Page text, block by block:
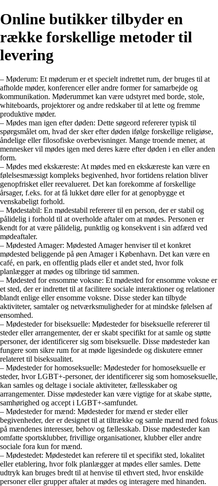
Online butikker tilbyder en
række forskellige metoder til
levering
– Møderum: Et møderum er et specielt indrettet rum, der bruges til at
afholde møder, konferencer eller andre former for samarbejde og
kommunikation. Møderummet kan være udstyret med borde, stole,
whiteboards, projektorer og andre redskaber til at lette og fremme
produktive møder.
– Mødes man igen efter døden: Dette søgeord refererer typisk til
spørgsmålet om, hvad der sker efter døden ifølge forskellige religiøse,
åndelige eller filosofiske overbevisninger. Mange troende mener, at
mennesker vil mødes igen med deres kære efter døden i en eller anden
form.
– Mødes med ekskæreste: At mødes med en ekskæreste kan være en
følelsesmæssigt kompleks begivenhed, hvor fortidens relation bliver
genopfrisket eller reevalueret. Det kan forekomme af forskellige
årsager, f.eks. for at få lukket døre eller for at genopbygge et
venskabeligt forhold.
– Mødestabil: En mødestabil refererer til en person, der er stabil og
pålidelig i forhold til at overholde aftaler om at mødes. Personen er
kendt for at være pålidelig, punktlig og konsekvent i sin adfærd ved
mødeaftaler.
– Mødested Amager: Mødested Amager henviser til et konkret
mødested beliggende på øen Amager i København. Det kan være en
café, en park, en offentlig plads eller et andet sted, hvor folk
planlægger at mødes og tilbringe tid sammen.
– Mødested for ensomme voksne: Et mødested for ensomme voksne er
et sted, der er indrettet til at facilitere sociale interaktioner og relationer
blandt enlige eller ensomme voksne. Disse steder kan tilbyde
aktiviteter, samtaler og netværksmuligheder for at mindske følelsen af
ensomhed.
– Mødesteder for biseksuelle: Mødesteder for biseksuelle refererer til
steder eller arrangementer, der er skabt specifikt for at samle og støtte
personer, der identificerer sig som biseksuelle. Disse mødesteder kan
fungere som sikre rum for at møde ligesindede og diskutere emner
relateret til biseksualitet.
– Mødesteder for homoseksuelle: Mødesteder for homoseksuelle er
steder, hvor LGBT+-personer, der identificerer sig som homoseksuelle,
kan samles og deltage i sociale aktiviteter, fællesskaber og
arrangementer. Disse mødesteder kan være vigtige for at skabe støtte,
samhørighed og accept i LGBT+-samfundet.
– Mødesteder for mænd: Mødesteder for mænd er steder eller
begivenheder, der er designet til at tiltrække og samle mænd med fokus
på mændenes interesser, behov og fællesskab. Disse mødesteder kan
omfatte sportsklubber, frivillige organisationer, klubber eller andre
sociale fora kun for mænd.
– Mødestedet: Mødestedet kan referere til et specifikt sted, lokalitet
eller etablering, hvor folk planlægger at mødes eller samles. Dette
udtryk kan bruges bredt til at henvise til ethvert sted, hvor enskilde
personer eller grupper aftaler at mødes og interagere med hinanden.